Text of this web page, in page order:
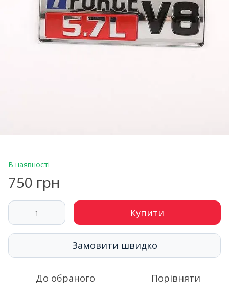
В наявності
750 грн
Купити
Замовити швидко
До обраного Порівняти